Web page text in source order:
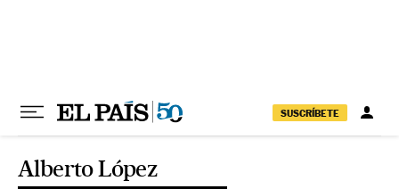
SUSCRÍBETE
Alberto López